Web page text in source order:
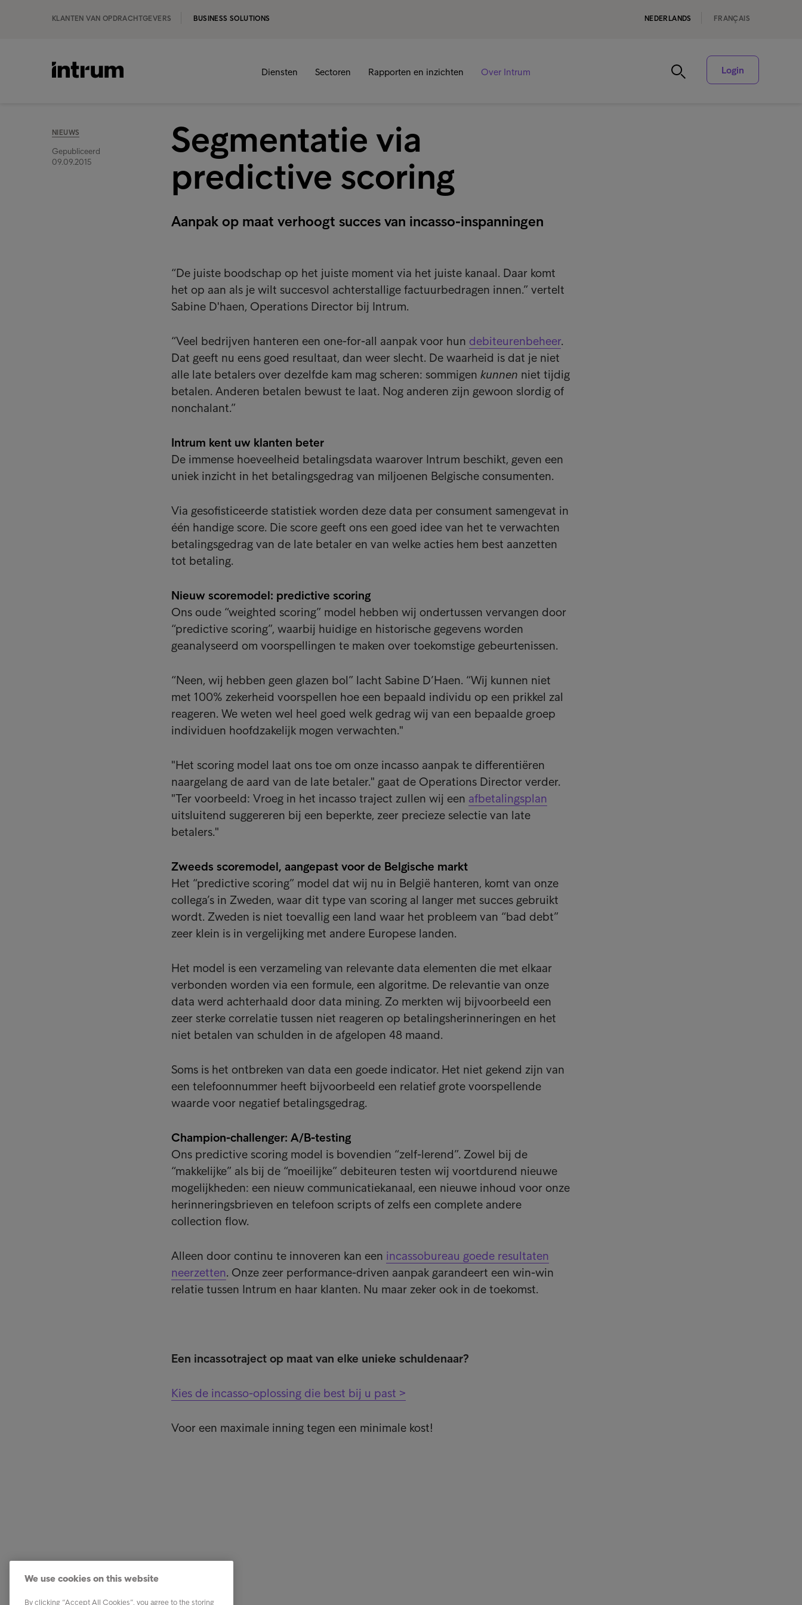
KLANTEN VAN OPDRACHTGEVERS BUSINESS SOLUTIONS NEDERLANDS FRANÇAIS
Diensten Sectoren Rapporten en inzichten Over Intrum Login
NIEUWS
Gepubliceerd
09.09.2015
Segmentatie via
predictive scoring
Aanpak op maat verhoogt succes van incasso-inspanningen
“De juiste boodschap op het juiste moment via het juiste kanaal. Daar komt
het op aan als je wilt succesvol achterstallige factuurbedragen innen.” vertelt
Sabine D'haen, Operations Director bij Intrum.
“Veel bedrijven hanteren een one-for-all aanpak voor hun debiteurenbeheer.
Dat geeft nu eens goed resultaat, dan weer slecht. De waarheid is dat je niet
alle late betalers over dezelfde kam mag scheren: sommigen kunnen niet tijdig
betalen. Anderen betalen bewust te laat. Nog anderen zijn gewoon slordig of
nonchalant.”
Intrum kent uw klanten beter
De immense hoeveelheid betalingsdata waarover Intrum beschikt, geven een
uniek inzicht in het betalingsgedrag van miljoenen Belgische consumenten.
Via gesofisticeerde statistiek worden deze data per consument samengevat in
één handige score. Die score geeft ons een goed idee van het te verwachten
betalingsgedrag van de late betaler en van welke acties hem best aanzetten
tot betaling.
Nieuw scoremodel: predictive scoring
Ons oude “weighted scoring” model hebben wij ondertussen vervangen door
“predictive scoring”, waarbij huidige en historische gegevens worden
geanalyseerd om voorspellingen te maken over toekomstige gebeurtenissen.
“Neen, wij hebben geen glazen bol” lacht Sabine D’Haen. “Wij kunnen niet
met 100% zekerheid voorspellen hoe een bepaald individu op een prikkel zal
reageren. We weten wel heel goed welk gedrag wij van een bepaalde groep
individuen hoofdzakelijk mogen verwachten."
"Het scoring model laat ons toe om onze incasso aanpak te differentiëren
naargelang de aard van de late betaler." gaat de Operations Director verder.
"Ter voorbeeld: Vroeg in het incasso traject zullen wij een afbetalingsplan
uitsluitend suggereren bij een beperkte, zeer precieze selectie van late
betalers."
Zweeds scoremodel, aangepast voor de Belgische markt
Het “predictive scoring” model dat wij nu in België hanteren, komt van onze
collega’s in Zweden, waar dit type van scoring al langer met succes gebruikt
wordt. Zweden is niet toevallig een land waar het probleem van “bad debt”
zeer klein is in vergelijking met andere Europese landen.
Het model is een verzameling van relevante data elementen die met elkaar
verbonden worden via een formule, een algoritme. De relevantie van onze
data werd achterhaald door data mining. Zo merkten wij bijvoorbeeld een
zeer sterke correlatie tussen niet reageren op betalingsherinneringen en het
niet betalen van schulden in de afgelopen 48 maand.
Soms is het ontbreken van data een goede indicator. Het niet gekend zijn van
een telefoonnummer heeft bijvoorbeeld een relatief grote voorspellende
waarde voor negatief betalingsgedrag.
Champion-challenger: A/B-testing
Ons predictive scoring model is bovendien “zelf-lerend”. Zowel bij de
“makkelijke” als bij de “moeilijke” debiteuren testen wij voortdurend nieuwe
mogelijkheden: een nieuw communicatiekanaal, een nieuwe inhoud voor onze
herinneringsbrieven en telefoon scripts of zelfs een complete andere
collection flow.
Alleen door continu te innoveren kan een incassobureau goede resultaten
neerzetten. Onze zeer performance-driven aanpak garandeert een win-win
relatie tussen Intrum en haar klanten. Nu maar zeker ook in de toekomst.
Een incassotraject op maat van elke unieke schuldenaar?
Kies de incasso-oplossing die best bij u past >
Voor een maximale inning tegen een minimale kost!
Diensten
We use cookies on this website
By clicking “Accept All Cookies”, you agree to the storing